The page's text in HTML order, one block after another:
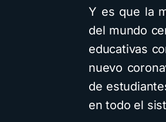
Y es que la
del mundo
educativas
nuevo
de
en todo el